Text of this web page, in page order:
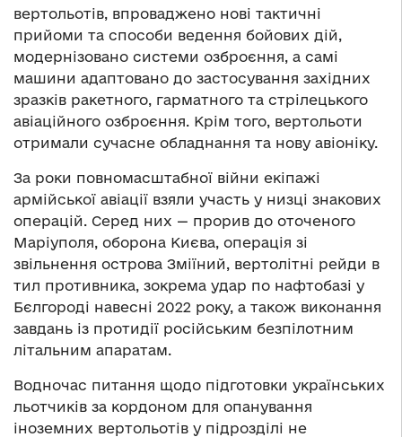
вертольотів, впроваджено нові тактичні
прийоми та способи ведення бойових дій,
модернізовано системи озброєння, а самі
машини адаптовано до застосування західних
зразків ракетного, гарматного та стрілецького
авіаційного озброєння. Крім того, вертольоти
отримали сучасне обладнання та нову авіоніку.
За роки повномасштабної війни екіпажі
армійської авіації взяли участь у низці знакових
операцій. Серед них — прорив до оточеного
Маріуполя, оборона Києва, операція зі
звільнення острова Зміїний, вертолітні рейди в
тил противника, зокрема удар по нафтобазі у
Бєлгороді навесні 2022 року, а також виконання
завдань із протидії російським безпілотним
літальним апаратам.
Водночас питання щодо підготовки українських
льотчиків за кордоном для опанування
іноземних вертольотів у підрозділі не